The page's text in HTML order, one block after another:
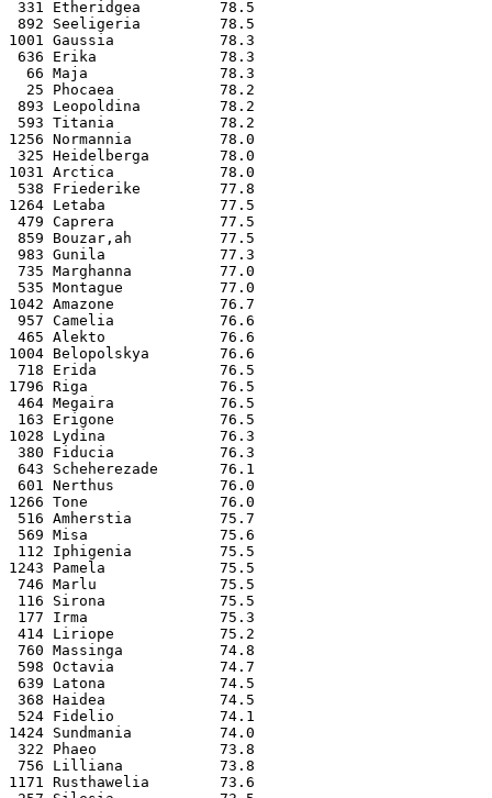
331 Etheridgea         78.5
892 Seeligeria         78.5
1001 Gaussia            78.3
636 Erika              78.3
  66 Maja               78.3
  25 Phocaea            78.2
893 Leopoldina         78.2
593 Titania            78.2
1256 Normannia          78.0
325 Heidelberga        78.0
1031 Arctica            78.0
538 Friederike         77.8
1264 Letaba             77.5
479 Caprera            77.5
859 Bouzar‚ah          77.5
983 Gunila             77.3
735 Marghanna          77.0
535 Montague           77.0
1042 Amazone            76.7
957 Camelia            76.6
465 Alekto             76.6
1004 Belopolskya        76.6
718 Erida              76.5
1796 Riga               76.5
464 Megaira            76.5
163 Erigone            76.5
1028 Lydina             76.3
380 Fiducia            76.3
643 Scheherezade       76.1
601 Nerthus            76.0
1266 Tone               76.0
516 Amherstia          75.7
569 Misa               75.6
112 Iphigenia          75.5
1243 Pamela             75.5
746 Marlu              75.5
116 Sirona             75.5
177 Irma               75.3
414 Liriope            75.2
760 Massinga           74.8
598 Octavia            74.7
639 Latona             74.5
368 Haidea             74.5
524 Fidelio            74.1
1424 Sundmania          74.0
322 Phaeo              73.8
756 Lilliana           73.8
1171 Rusthawelia        73.6